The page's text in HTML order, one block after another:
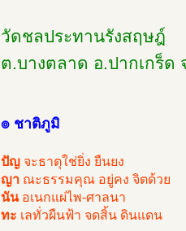
วัดชลประทานรังสฤษฎ์
ต.บางตลาด อ.ปากเกร็ด
๏ ชาติภูมิ
ปัญ จะธาตุใช่ยิ่ง ยืนยง
ญา ณะธรรมคุณ อยู่คง จิตด้วย
นันอเนกแผ่ไพ-ศาลนา
ทะ เลทั่วผืนฟ้า จดสิ้น ดินแดน